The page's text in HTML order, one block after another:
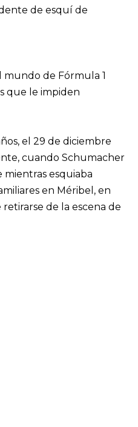
de esquí de
de Fórmula 1
que le impiden
el 29 de diciembre
cuando Schumacher
esquiaba
en Méribel, en
de la escena de